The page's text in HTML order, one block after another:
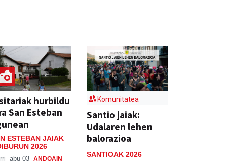
hurbildu
San Esteban
ESTEBAN JAIAK
2026
abu 03 ANDOAIN
Komunitatea
Santio jaiak:
Udalaren lehen
balorazioa
SANTIOAK 2026